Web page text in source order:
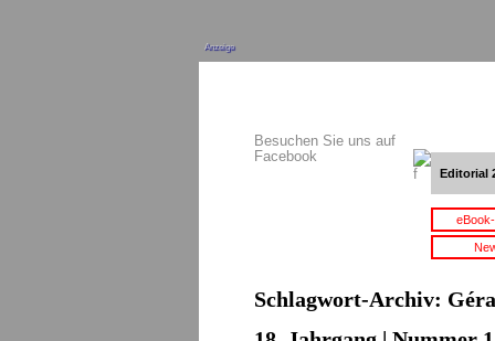
Anzeige
Besuchen Sie uns auf
Facebook
Editorial
Schlagwort-Archiv: